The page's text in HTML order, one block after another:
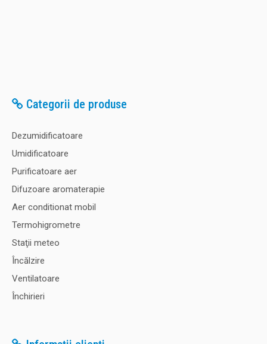
Categorii de produse
Dezumidificatoare
Umidificatoare
Purificatoare aer
Difuzoare aromaterapie
Aer conditionat mobil
Termohigrometre
Staţii meteo
Încălzire
Ventilatoare
Închirieri